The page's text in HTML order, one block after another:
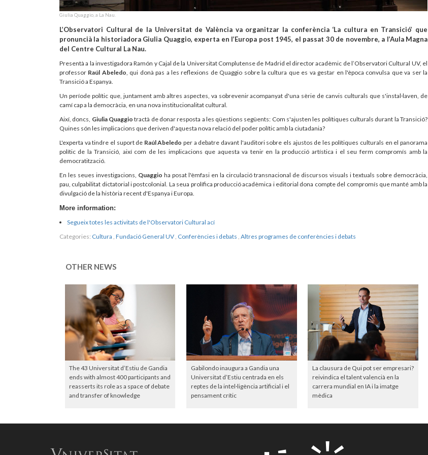
Giulia Quaggio, a La Nau.
L’Observatori Cultural de la Universitat de València va organitzar la conferència ‘La cultura en Transició’ que
pronuncià la historiadora Giulia Quaggio, experta en l’Europa post 1945, el passat 30 de novembre, a l’Aula Magna
del Centre Cultural La Nau.
Presentà a la investigadora Ramón y Cajal de la Universitat Complutense de Madrid el director acadèmic de l’Observatori Cultural UV, el
professor Raúl Abeledo , qui donà pas a les reflexions de Quaggio sobre la cultura que es va gestar en l'època convulsa que va ser la
Transició a Espanya.
Un període polític que, juntament amb altres aspectes, va sobrevenir acompanyat d'una sèrie de canvis culturals que s'instal·laven, de
camí cap a la democràcia, en una nova institucionalitat cultural.
Així, doncs, Giulia Quaggiotractà de donar resposta a les qüestions següents: Com s'ajusten les polítiques culturals durant la Transició?
Quines són les implicacions que deriven d'aquesta nova relació del poder polític amb la ciutadania?
L'experta va tindre el suport de Raúl Abeledo per a debatre davant l'auditori sobre els ajustos de les polítiques culturals en el panorama
polític de la Transició, així com de les implicacions que aquesta va tenir en la producció artística i el seu ferm compromís amb la
democratització.
En les seues investigacions, Quaggio ha posat l'èmfasi en la circulació transnacional de discursos visuals i textuals sobre democràcia,
pau, culpabilitat dictatorial i postcolonial. La seua prolífica producció acadèmica i editorial dona compte del compromís que manté amb la
divulgació de la història recent d'Espanya i Europa.
More information:
Segueix totes les activitats de l'Observatori Cultural ací
Categories: Cultura Fundació General UV Conferències i debats Altres programes de conferències i debats
OTHER NEWS
The 43 Universitat d’Estiu de Gandia
ends with almost 400 participants and
reasserts its role as a space of debate
and transfer of knowledge
Gabilondo inaugura a Gandia una
Universitat d’Estiu centrada en els
reptes de la intel·ligència artificial i el
pensament crític
La clausura de Qui pot ser empresari?
reivindica el talent valencià en la
carrera mundial en IA i la imatge
mèdica